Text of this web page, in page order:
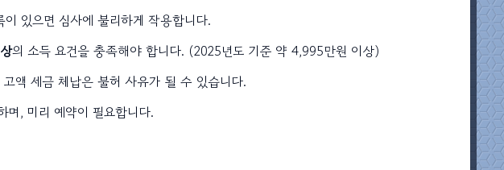
있으면 심사에 불리하게 작용합니다.
의 소득 요건을 충족해야 합니다. (2025년도 기준 약 4,995만원 이상)
액 세금 체납은 불허 사유가 될 수 있습니다.
, 미리 예약이 필요합니다.